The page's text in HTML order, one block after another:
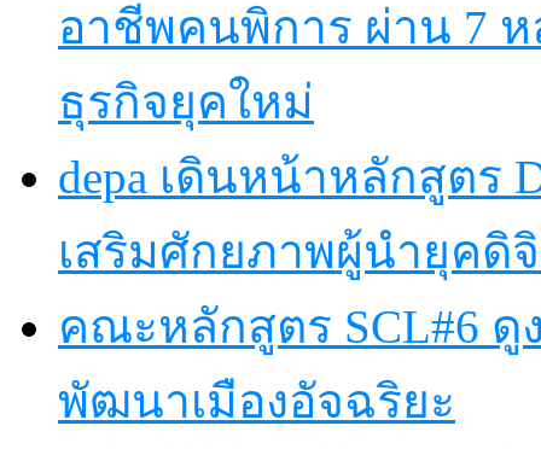
อาชีพคนพิการ ผ่าน 7
ธุรกิจยุคใหม่
depa เดินหน้าหลักสูตร
เสริมศักยภาพผู้นำยุคดิ
คณะหลักสูตร SCL#6 ดู
พัฒนาเมืองอัจฉริยะ